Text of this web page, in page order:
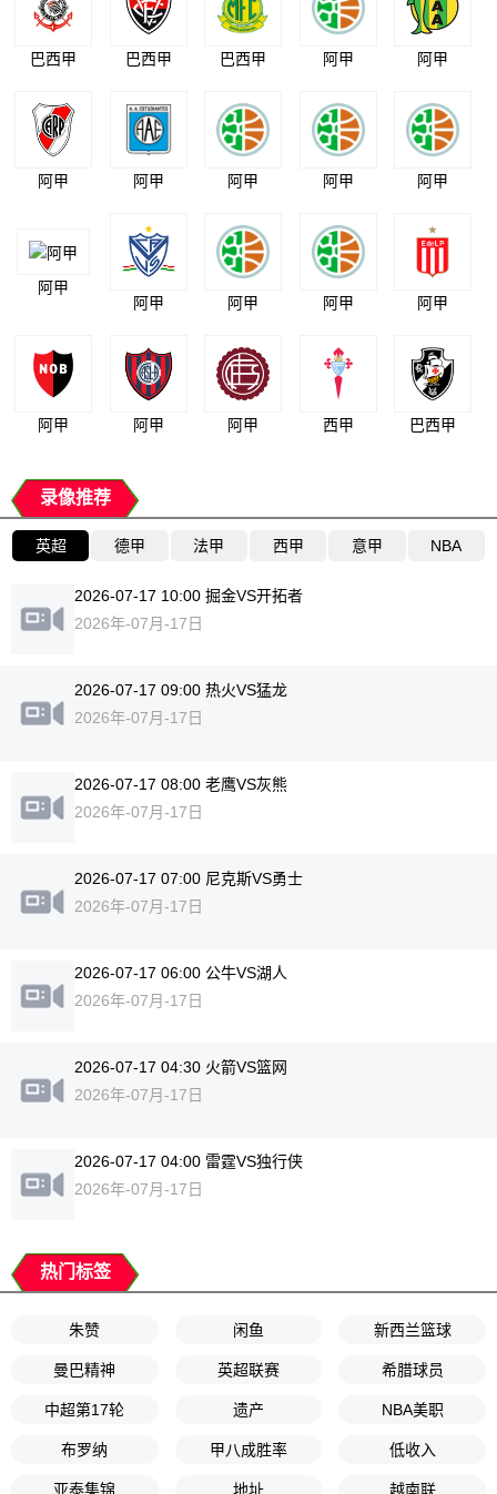
巴西甲 巴西甲 巴西甲 阿甲 阿甲
阿甲 阿甲 阿甲 阿甲 阿甲
阿甲
阿甲
阿甲 阿甲 阿甲
阿甲 阿甲 阿甲 西甲 巴西甲
录像推荐
英超 德甲 法甲 西甲 意甲 NBA
2026-07-17 10:00 掘金VS开拓者
2026年-07月-17日
2026-07-17 09:00 热火VS猛龙
2026年-07月-17日
2026-07-17 08:00 老鹰VS灰熊
2026年-07月-17日
2026-07-17 07:00 尼克斯VS勇士
2026年-07月-17日
2026-07-17 06:00 公牛VS湖人
2026年-07月-17日
2026-07-17 04:30 火箭VS篮网
2026年-07月-17日
2026-07-17 04:00 雷霆VS独行侠
2026年-07月-17日
热门标签
朱赞 闲鱼 新西兰篮球
曼巴精神 英超联赛 希腊球员
中超第17轮 遗产 NBA美职
布罗纳 甲八成胜率 低收入
亚泰集锦 地址 越南联